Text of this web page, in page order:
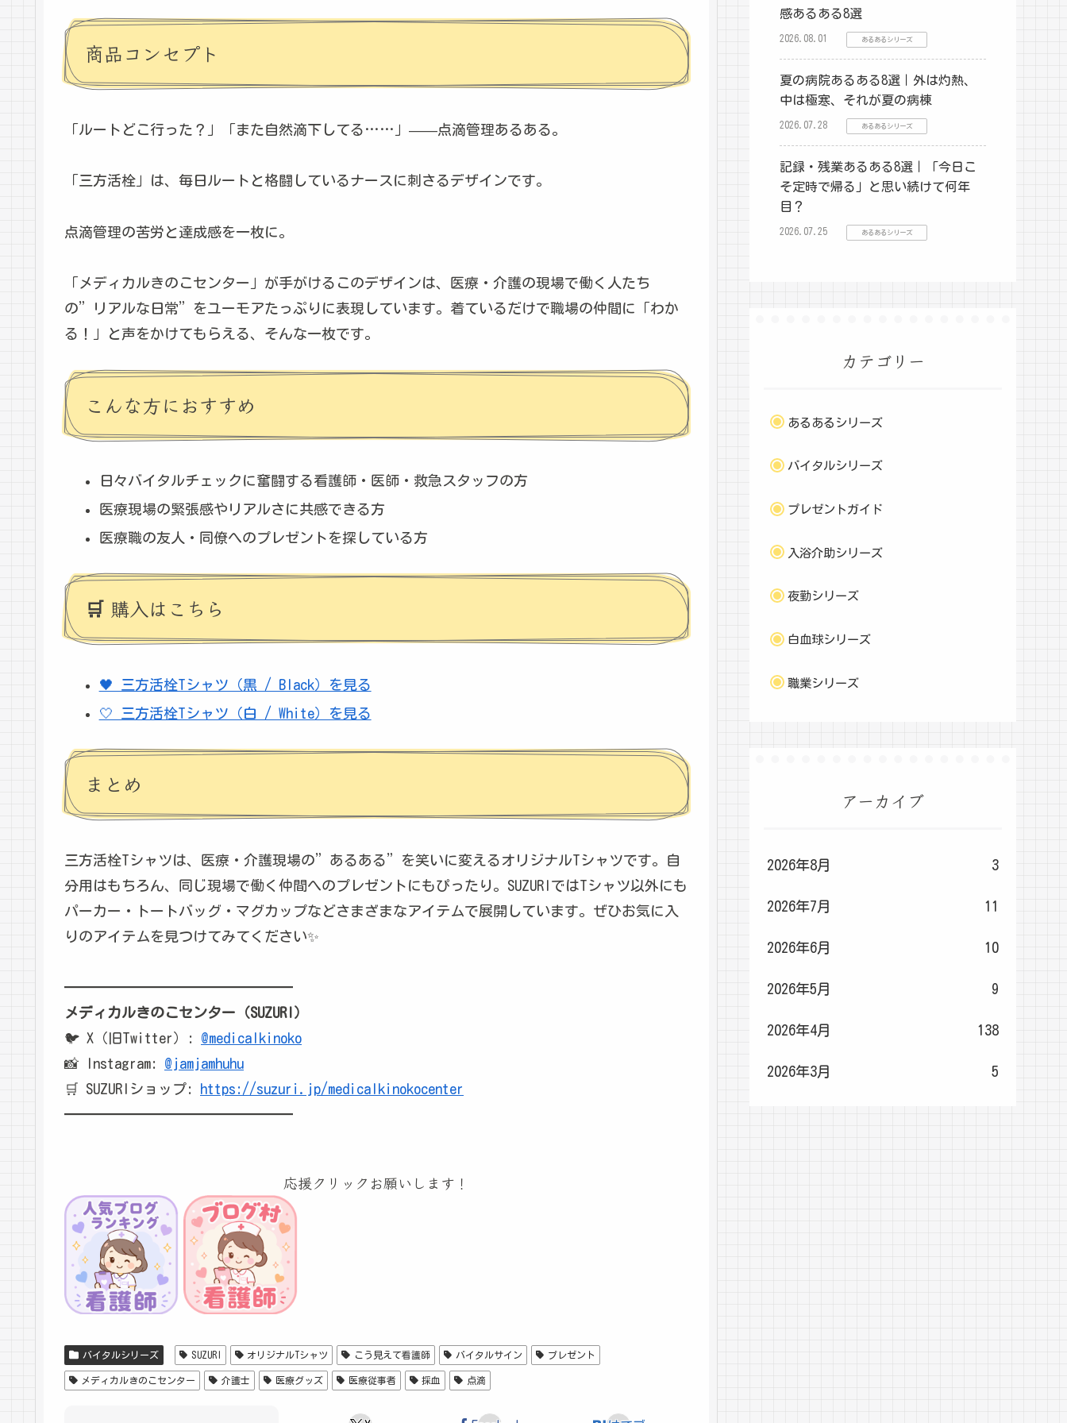
商品コンセプト
「ルートどこ行った？」「また自然滴下してる……」——点滴管理あるある。
「三方活栓」は、毎日ルートと格闘しているナースに刺さるデザインです。
点滴管理の苦労と達成感を一枚に。
「メディカルきのこセンター」が手がけるこのデザインは、医療・介護の現場で働く人たち
の”リアルな日常”をユーモアたっぷりに表現しています。着ているだけで職場の仲間に「わか
る！」と声をかけてもらえる、そんな一枚です。
こんな方におすすめ
日々バイタルチェックに奮闘する看護師・医師・救急スタッフの方
医療現場の緊張感やリアルさに共感できる方
医療職の友人・同僚へのプレゼントを探している方
🛒 購入はこちら
🖤 三方活栓Tシャツ（黒 / Black）を見る
🤍 三方活栓Tシャツ（白 / White）を見る
まとめ
三方活栓Tシャツは、医療・介護現場の”あるある”を笑いに変えるオリジナルTシャツです。自
分用はもちろん、同じ現場で働く仲間へのプレゼントにもぴったり。SUZURIではTシャツ以外にも
パーカー・トートバッグ・マグカップなどさまざまなアイテムで展開しています。ぜひお気に入
りのアイテムを見つけてみてください✨
━━━━━━━━━━━━━━━━
メディカルきのこセンター（SUZURI）
🐦 X（旧Twitter）: @medicalkinoko
📸 Instagram: @jamjamhuhu
🛒 SUZURIショップ: https://suzuri.jp/medicalkinokocenter
━━━━━━━━━━━━━━━━
応援クリックお願いします！
バイタルシリーズ SUZURI オリジナルTシャツ こう見えて看護師 バイタルサイン プレゼント
メディカルきのこセンター 介護士 医療グッズ 医療従事者 採血 点滴
感あるある8選
2026.08.01 あるあるシリーズ
夏の病院あるある8選｜外は灼熱、
中は極寒、それが夏の病棟
2026.07.28 あるあるシリーズ
記録・残業あるある8選｜「今日こ
そ定時で帰る」と思い続けて何年
目？
2026.07.25 あるあるシリーズ
カテゴリー
あるあるシリーズ
バイタルシリーズ
プレゼントガイド
入浴介助シリーズ
夜勤シリーズ
白血球シリーズ
職業シリーズ
アーカイブ
2026年8月 3
2026年7月 11
2026年6月 10
2026年5月 9
2026年4月 138
2026年3月 5